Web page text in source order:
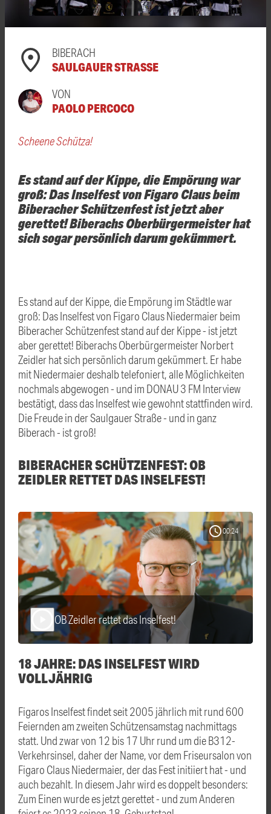
BIBERACH
SAULGAUER STRASSE
VON
PAOLO PERCOCO
Scheene Schütza!
Es stand auf der Kippe, die Empörung war
groß: Das Inselfest von Figaro Claus beim
Biberacher Schützenfest ist jetzt aber
gerettet! Biberachs Oberbürgermeister hat
sich sogar persönlich darum gekümmert.
Es stand auf der Kippe, die Empörung im Städtle war
groß: Das Inselfest von Figaro Claus Niedermaier beim
Biberacher Schützenfest stand auf der Kippe - ist jetzt
aber gerettet! Biberachs Oberbürgermeister Norbert
Zeidler hat sich persönlich darum gekümmert. Er habe
mit Niedermaier deshalb telefoniert, alle Möglichkeiten
nochmals abgewogen - und im DONAU 3 FM Interview
bestätigt, dass das Inselfest wie gewohnt stattfinden wird.
Die Freude in der Saulgauer Straße - und in ganz
Biberach - ist groß!
BIBERACHER SCHÜTZENFEST: OB
ZEIDLER RETTET DAS INSELFEST!
schedule00:24
OB Zeidler rettet das Inselfest!
18 JAHRE: DAS INSELFEST WIRD
VOLLJÄHRIG
Figaros Inselfest findet seit 2005 jährlich mit rund 600
Feiernden am zweiten Schützensamstag nachmittags
statt. Und zwar von 12 bis 17 Uhr rund um die B312-
Verkehrsinsel, daher der Name, vor dem Friseursalon von
Figaro Claus Niedermaier, der das Fest initiiert hat - und
auch bezahlt. In diesem Jahr wird es doppelt besonders:
Zum Einen wurde es jetzt gerettet - und zum Anderen